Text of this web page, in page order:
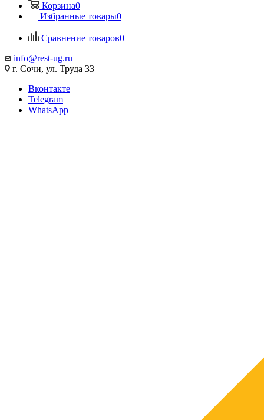
Корзина0
Избранные товары0
Сравнение товаров0
info@rest-ug.ru
г. Сочи, ул. Труда 33
Вконтакте
Telegram
WhatsApp